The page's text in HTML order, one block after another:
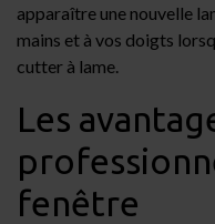
apparaître une nouvelle
mains et à vos doigts
cutter à lame.
Les
fenêtre